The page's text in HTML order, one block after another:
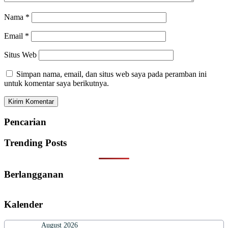
Nama *
Email *
Situs Web
Simpan nama, email, dan situs web saya pada peramban ini
untuk komentar saya berikutnya.
Pencarian
Trending Posts
Berlangganan
Kalender
August 2026